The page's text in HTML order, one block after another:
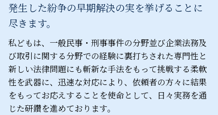
発生した紛争の早期解決の実を挙げることに
尽きます。
私どもは、一般民事・刑事事件の分野並び企業法務及
び取引に関する分野での経験に裏打ちされた専門性と
新しい法律問題にも斬新な手法をもって挑戦する柔軟
性を武器に、迅速な対応により、依頼者の方々に結果
をもってお応えすることを使命として、日々実務を通
じた研鑽を進めております。